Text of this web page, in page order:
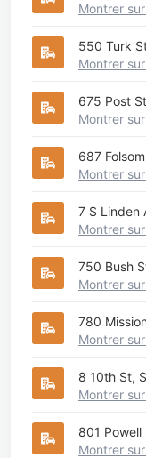
Montrer
550 Turk
Montrer
675 Post St
Montrer
687
Montrer
7 S Linden
Montrer
750 Bush
Montrer
780
Montrer
8 10th St,
Montrer
801 Powell
Montrer